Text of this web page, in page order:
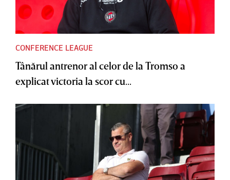
CONFERENCE LEAGUE
Tânărul antrenor al celor de la Tromso a
explicat victoria la scor cu...